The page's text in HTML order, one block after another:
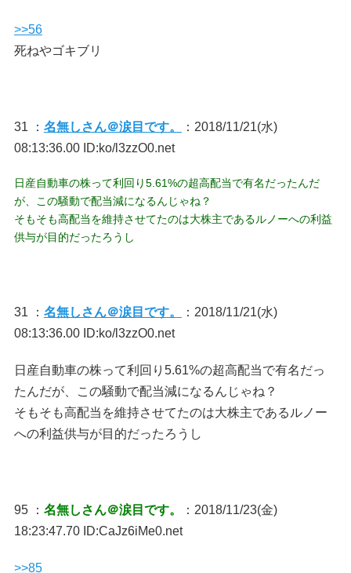
>>56
死ねやゴキブリ
31 ： 名無しさん＠涙目です。
：2018/11/21(水)
08:13:36.00 ID:ko/l3zzO0.net
日産自動車の株って利回り5.61%の超高配当で有名だったんだ
が、この騒動で配当減になるんじゃね？
そもそも高配当を維持させてたのは大株主であるルノーへの利益
供与が目的だったろうし
31 ： 名無しさん＠涙目です。
：2018/11/21(水)
08:13:36.00 ID:ko/l3zzO0.net
日産自動車の株って利回り5.61%の超高配当で有名だっ
たんだが、この騒動で配当減になるんじゃね？
そもそも高配当を維持させてたのは大株主であるルノー
への利益供与が目的だったろうし
95 ： 名無しさん＠涙目です。
：2018/11/23(金)
18:23:47.70 ID:CaJz6iMe0.net
>>85